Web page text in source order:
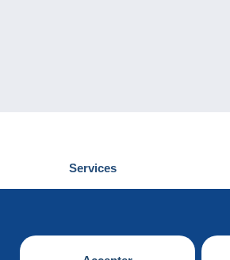
Services
Découvrir Delcampe